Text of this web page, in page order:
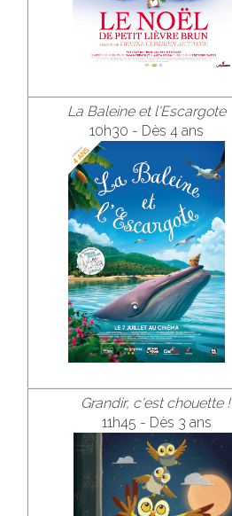
La Baleine et l'Escargote
10h30 - Dès 4 ans
Grandir, c'est chouette !
11h45 - Dès 3 ans